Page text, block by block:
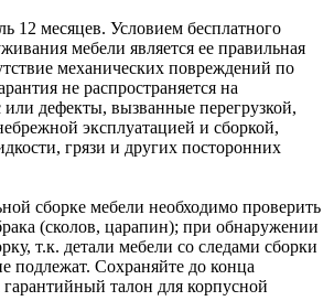
12 месяцев. Условием бесплатного
мебели является ее правильная
механических повреждений по
не распространяется на
или дефекты, вызванные перегрузкой,
эксплуатацией и сборкой,
грязи и других посторонних
сборке мебели необходимо проверить
(сколов, царапин); при обнаружении
т.к. детали мебели со следами сборки
подлежат. Сохраняйте до конца
гарантийный талон для корпусной